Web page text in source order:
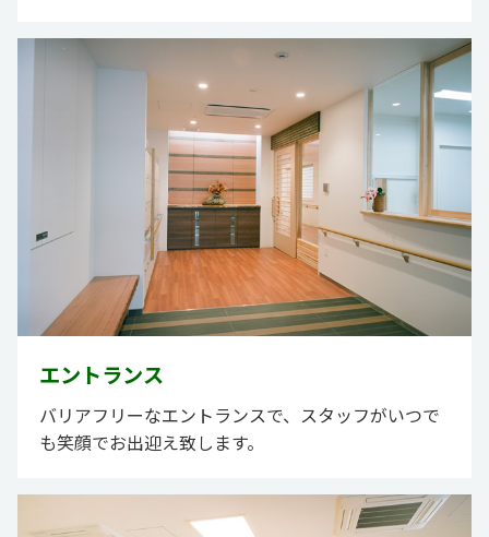
エントランス
バリアフリーなエントランスで、スタッフがいつで
も笑顔でお出迎え致します。